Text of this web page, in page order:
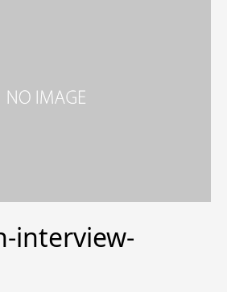
interview-